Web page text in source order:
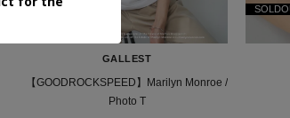
SOLDOUT
GALLEST
【GOODROCKSPEED】Marilyn Monroe /
Photo T